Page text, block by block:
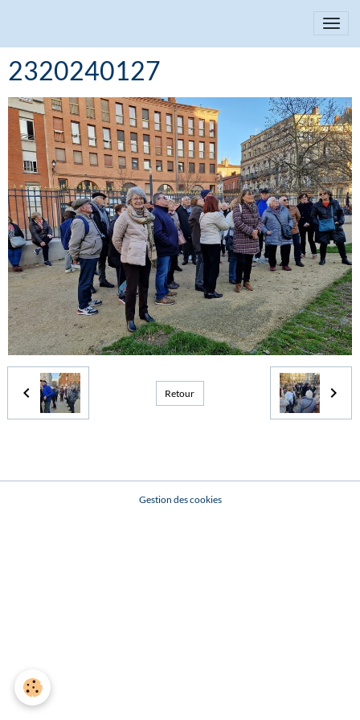
2320240127
Retour
Gestion des cookies